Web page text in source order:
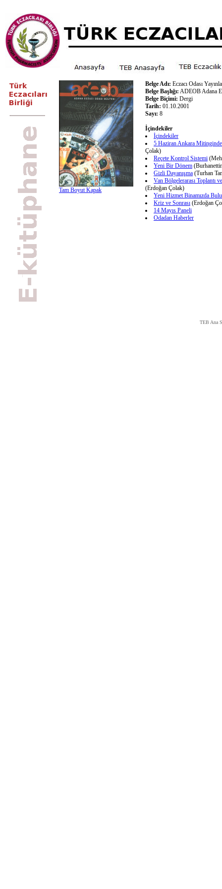
Tam Boyut Kapak
Belge Adı: Eczacı Odası
Belge Başlığı: ADEOB Adana
Belge Biçimi: Dergi
Tarih: 01.10.2001
Sayı: 8
İçindekiler
İçindekiler
5 Haziran Ankara
Çolak)
Reçete Kontrol Sistemi
Yeni Bir Dönem
Gizli Dayanışma (Turhan
Van Bölgelerarası Toplantı
(Erdoğan Çolak)
Yeni Hizmet Binamızda
Kriz ve Sonrası (Erdoğan
14 Mayıs Paneli
Odadan Haberler
TEB Ana